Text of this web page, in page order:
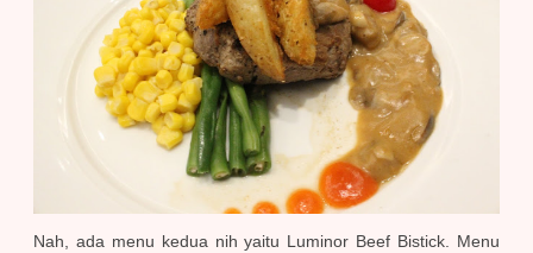
Nah, ada menu kedua nih yaitu Luminor Beef Bistick. Menu